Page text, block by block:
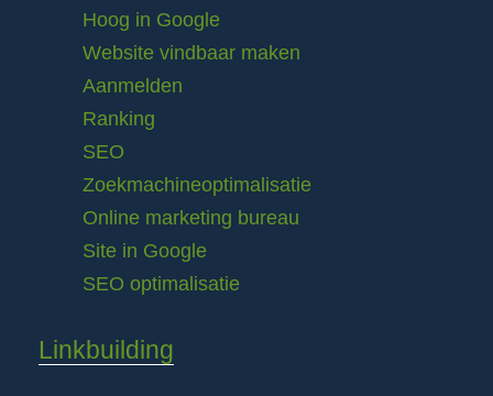
Hoog in Google
Website vindbaar maken
Aanmelden
Ranking
SEO
Zoekmachineoptimalisatie
Online marketing bureau
Site in Google
SEO optimalisatie
Linkbuilding